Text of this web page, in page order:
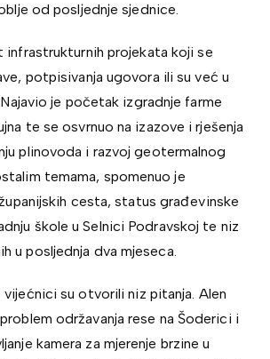
od posljednje sjednice.
infrastrukturnih projekata koji se
potpisivanja ugovora ili su već u
je početak izgradnje farme
te se osvrnuo na izazove i rješenja
plinovoda i razvoj geotermalnog
temama, spomenuo je
cesta, status građevinske
škole u Selnici Podravskoj te niz
u posljednja dva mjeseca.
vijećnici su otvorili niz pitanja. Alen
održavanja rese na Šoderici i
kamera za mjerenje brzine u